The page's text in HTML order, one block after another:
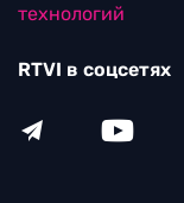
технологий
RTVI в соцсетях